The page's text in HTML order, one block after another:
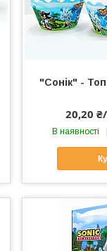
"Сонік" -
20,20
В наявності